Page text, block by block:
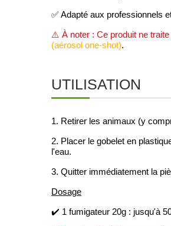
✅ Adapté aux professionnels
⚠️ À noter : Ce produit ne
(aérosol one-shot).
UTILISATION
1. Retirer les animaux (y
2. Placer le gobelet en
l'eau.
3. Quitter immédiatement la
Dosage
✔️ 1 fumigateur 20g : jusqu'à